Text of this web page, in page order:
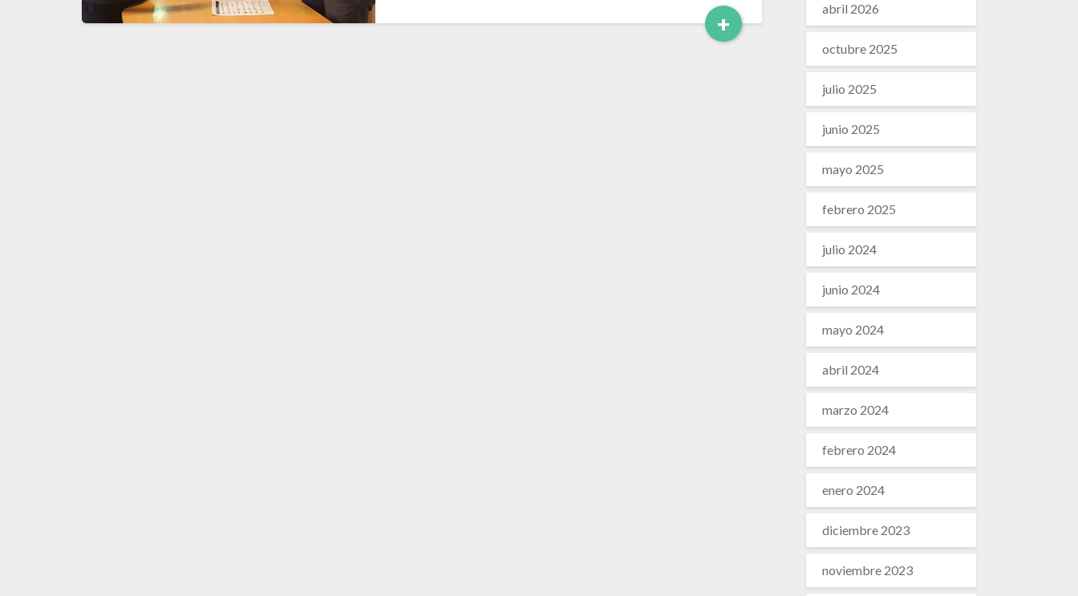
+Leer
Más
abril 2026
octubre 2025
julio 2025
junio 2025
mayo 2025
febrero 2025
julio 2024
junio 2024
mayo 2024
abril 2024
marzo 2024
febrero 2024
enero 2024
diciembre 2023
noviembre 2023